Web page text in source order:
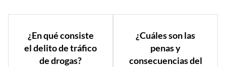
¿En qué consiste
el delito de tráfico
de drogas?
¿Cuáles son las
penas y
consecuencias del